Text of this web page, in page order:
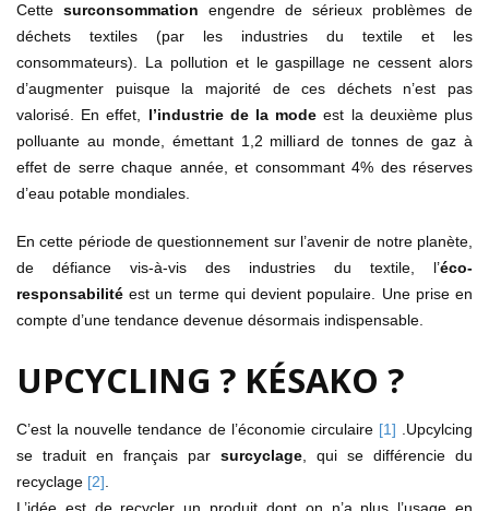
Cette surconsommation engendre de sérieux problèmes de
déchets textiles (par les industries du textile et les
consommateurs). La pollution et le gaspillage ne cessent alors
d’augmenter puisque la majorité de ces déchets n’est pas
valorisé. En effet, l’industrie de la mode est la deuxième plus
polluante au monde, émettant 1,2 milliard de tonnes de gaz à
effet de serre chaque année, et consommant 4% des réserves
d’eau potable mondiales.
En cette période de questionnement sur l’avenir de notre planète,
de défiance vis-à-vis des industries du textile, l’éco-
responsabilitéest un terme qui devient populaire. Une prise en
compte d’une tendance devenue désormais indispensable.
UPCYCLING ? KÉSAKO ?
C’est la nouvelle tendance de l’économie circulaire [1] .Upcylcing
se traduit en français par surcyclage, qui se différencie du
recyclage [2].